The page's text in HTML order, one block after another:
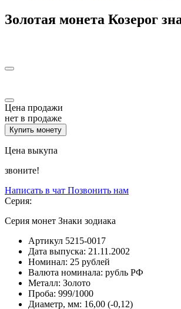
Золотая монета Козерог
Цена продажи
нет в продаже
Купить монету
Цена выкупа
звоните!
Написать в чат Позвонить нам
Серия:
Серия монет Знаки зодиака
Артикул 5215-0017
Дата выпуска: 21.11.2002
Номинал: 25 рублей
Валюта номинала: рубль РФ
Металл: Золото
Проба: 999/1000
Диаметр, мм: 16,00 (-0,12)